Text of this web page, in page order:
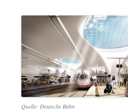
Quelle: Deutsche Bahn